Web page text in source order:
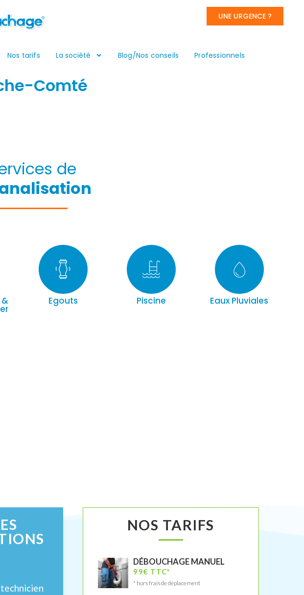
UNE URGENCE ?
Nos tarifs La société Blog/Nos conseils Professionnels
Comté
de
& Egouts Piscine Eaux Pluviales
NOS TARIFS
DÉBOUCHAGE MANUEL
99€ TTC*
* hors frais de déplacement